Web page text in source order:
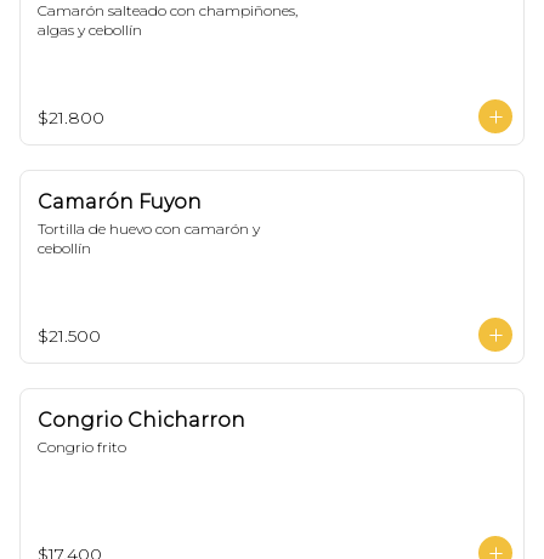
Camarón salteado con champiñones,
algas y cebollín
$21.800
Camarón Fuyon
Tortilla de huevo con camarón y
cebollín
$21.500
Congrio Chicharron
Congrio frito
$17.400